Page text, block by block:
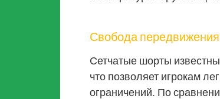
Свобода передвижения
Сетчатые шорты
что позволяет игрокам
ограничений. По